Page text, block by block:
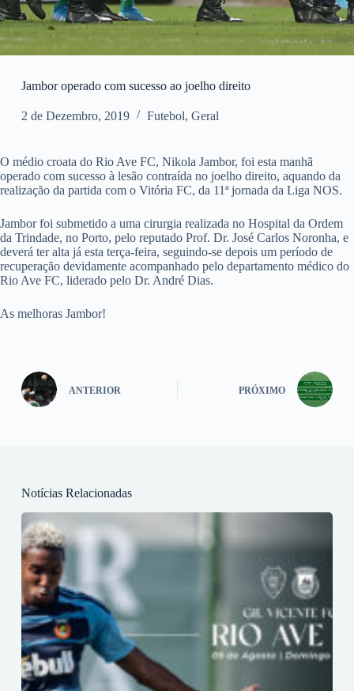
Jambor operado com sucesso ao joelho direito
2 de Dezembro, 2019 Futebol, Geral
O médio croata do Rio Ave FC, Nikola Jambor, foi esta manhã
operado com sucesso à lesão contraída no joelho direito, aquando da
realização da partida com o Vitória FC, da 11ª jornada da Liga NOS.
Jambor foi submetido a uma cirurgia realizada no Hospital da Ordem
da Trindade, no Porto, pelo reputado Prof. Dr. José Carlos Noronha, e
deverá ter alta já esta terça-feira, seguindo-se depois um período de
recuperação devidamente acompanhado pelo departamento médico do
Rio Ave FC, liderado pelo Dr. André Dias.
As melhoras Jambor!
ANTERIOR PRÓXIMO
Notícias Relacionadas